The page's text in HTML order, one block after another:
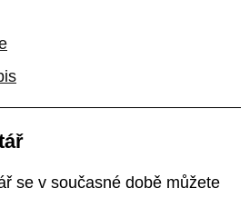
se v současné době můžete